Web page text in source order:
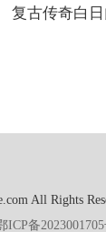
复古传奇白
All Rights
ICP备